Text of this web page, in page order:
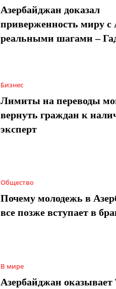
Азербайджан доказал
приверженность миру с
реальными шагами –
Бизнес
Лимиты на переводы
вернуть граждан к
эксперт
Общество
Почему молодежь в
все позже вступает в
В мире
Азербайджан